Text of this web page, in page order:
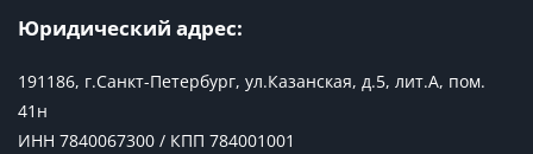
Юридический адрес:
191186, г.Санкт-Петербург, ул.Казанская, д.5, лит.А, пом.
41н
ИНН 7840067300 / КПП 784001001